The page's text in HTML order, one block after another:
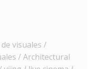
visuales /
/ Architectural